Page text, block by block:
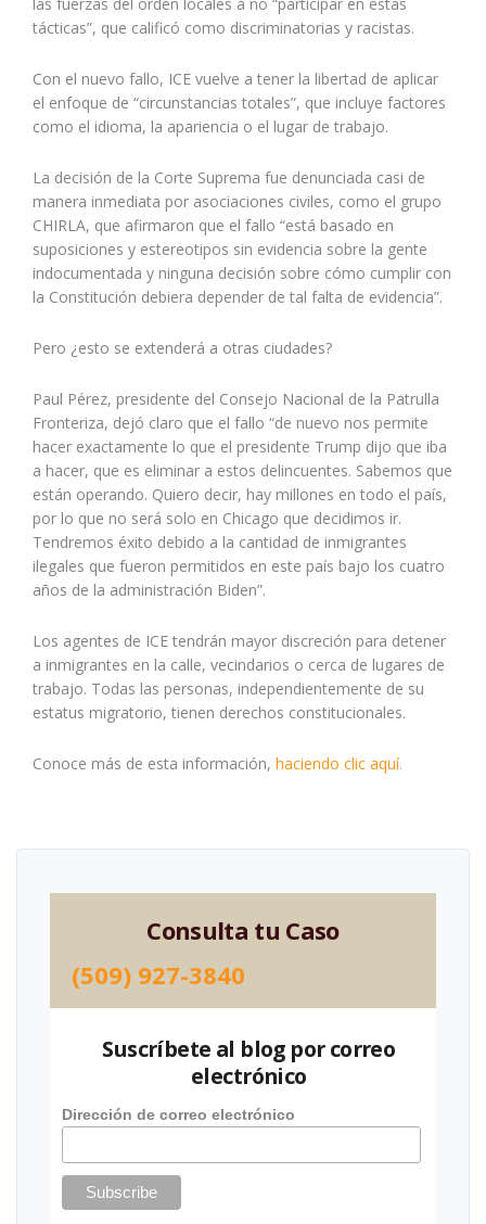
tácticas”, que calificó como discriminatorias y racistas.
Con el nuevo fallo, ICE vuelve a tener la libertad de aplicar
el enfoque de “circunstancias totales”, que incluye factores
como el idioma, la apariencia o el lugar de trabajo.
La decisión de la Corte Suprema fue denunciada casi de
manera inmediata por asociaciones civiles, como el grupo
CHIRLA, que afirmaron que el fallo “está basado en
suposiciones y estereotipos sin evidencia sobre la gente
indocumentada y ninguna decisión sobre cómo cumplir con
la Constitución debiera depender de tal falta de evidencia”.
Pero ¿esto se extenderá a otras ciudades?
Paul Pérez, presidente del Consejo Nacional de la Patrulla
Fronteriza, dejó claro que el fallo “de nuevo nos permite
hacer exactamente lo que el presidente Trump dijo que iba
a hacer, que es eliminar a estos delincuentes. Sabemos que
están operando. Quiero decir, hay millones en todo el país,
por lo que no será solo en Chicago que decidimos ir.
Tendremos éxito debido a la cantidad de inmigrantes
ilegales que fueron permitidos en este país bajo los cuatro
años de la administración Biden”.
Los agentes de ICE tendrán mayor discreción para detener
a inmigrantes en la calle, vecindarios o cerca de lugares de
trabajo. Todas las personas, independientemente de su
estatus migratorio, tienen derechos constitucionales.
Conoce más de esta información, haciendo clic aquí.
Consulta tu Caso
(509) 927-3840
Suscríbete al blog por correo
electrónico
Dirección de correo electrónico